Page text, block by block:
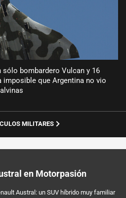
sólo bombardero Vulcan y 16
imposible que Argentina no vio
MILITARES
en Motorpasión
Austral: un SUV híbrido muy familiar